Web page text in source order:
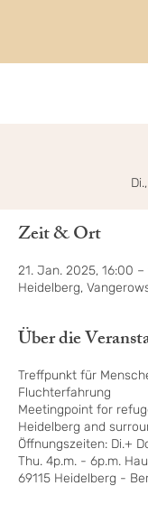
Zeit & Ort
21. Jan. 2025, 16:00 –
Heidelberg,
Über die
Treffpunkt für
Fluchterfahrung
Meetingpoint for
Heidelberg and
Öffnungszeiten: Di.+
Thu. 4p.m. - 6p.m.
69115 Heidelberg -